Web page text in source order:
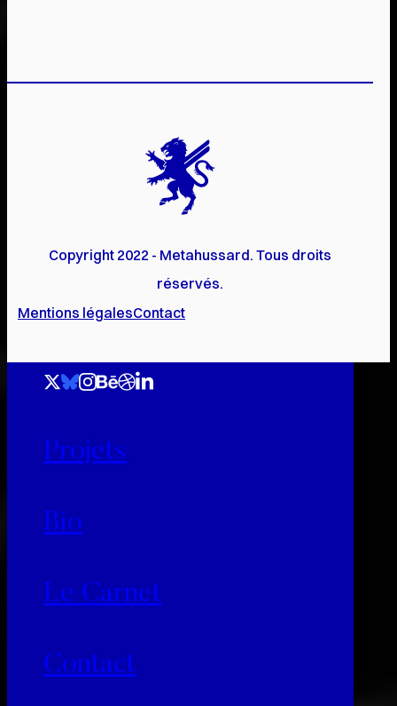
Copyright 2022 - Metahussard. Tous droits
réservés.
Mentions légalesContact
Projets
Bio
Le Carnet
Contact